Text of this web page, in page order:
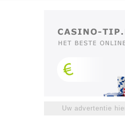
Uw advertentie